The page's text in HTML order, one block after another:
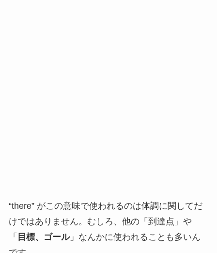
“there” がこの意味で使われるのは体調に関してだ
けではありません。むしろ、他の「到達点」や
「 目標、ゴール」なんかに使われることも多いん